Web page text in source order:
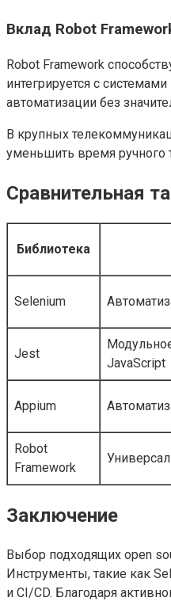
Вклад Robot
Robot Framework
интегрируется с
автоматизации без
В крупных
уменьшить время ручного
Сравнительная
Библиотека
Selenium
Jest
JavaScript
Appium
Robot
Framework
Заключение
Выбор подходящих open
Инструменты, такие как
и CI/CD. Благодаря